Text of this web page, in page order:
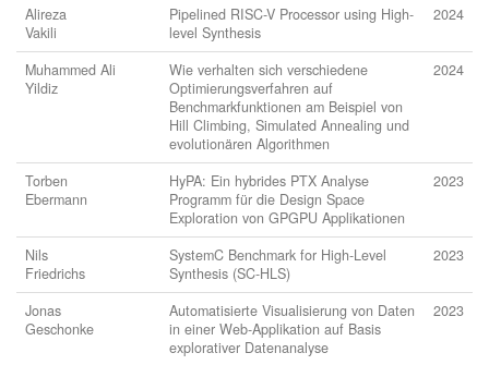
Alireza
Vakili
Pipelined RISC-V Processor using High-
level Synthesis
2024
Muhammed Ali
Yildiz
Wie verhalten sich verschiedene
Optimierungsverfahren auf
Benchmarkfunktionen am Beispiel von
Hill Climbing, Simulated Annealing und
evolutionären Algorithmen
2024
Torben
Ebermann
HyPA: Ein hybrides PTX Analyse
Programm für die Design Space
Exploration von GPGPU Applikationen
2023
Nils
Friedrichs
SystemC Benchmark for High-Level
Synthesis (SC-HLS)
2023
Jonas
Geschonke
Automatisierte Visualisierung von Daten
in einer Web-Applikation auf Basis
explorativer Datenanalyse
2023